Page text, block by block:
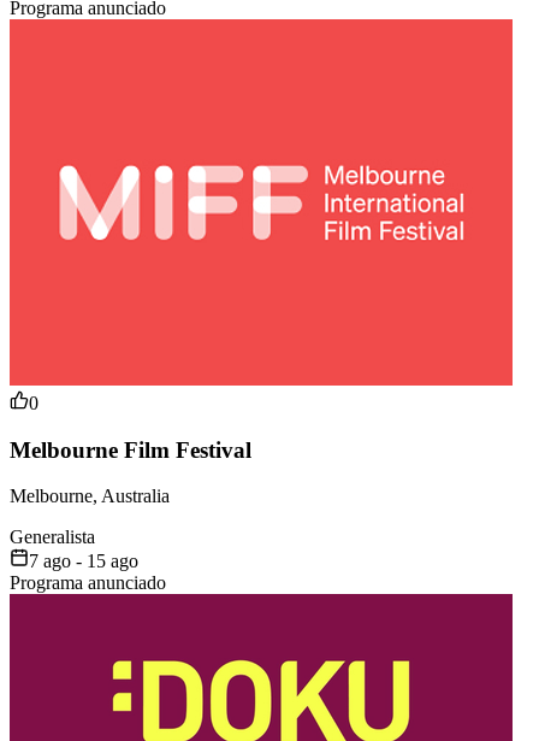
Programa anunciado
0
Melbourne Film Festival
Melbourne, Australia
Generalista
7 ago - 15 ago
Programa anunciado